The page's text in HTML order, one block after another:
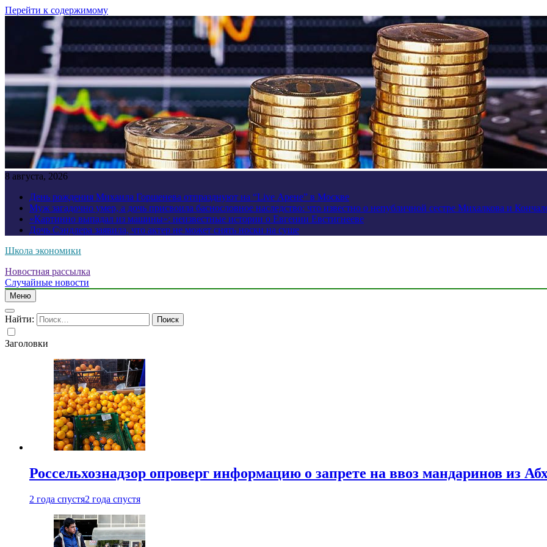
Перейти к содержимому
8 августа, 2026
День рождения Михаила Горшенева отпразднуют на “Live Арене” в Москве
Муж загадочно умер, а дочь присвоила баснословное наследство: что известно о непубличной сестре Михалкова и
«Картинно выпадал из машины»: неизвестные истории о Евгении Евстигнееве
Дочь Сэндлера заявила, что актер не может снять носки на суше
Школа экономики
Новостная рассылка
Случайные новости
Меню
Найти:
Заголовки
Россельхознадзор опроверг информацию о запрете на ввоз мандаринов из
2 года спустя2 года спустя